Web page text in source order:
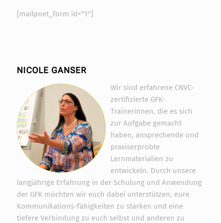
[mailpoet_form id="1"]
NICOLE GANSER
Wir sind erfahrene CNVC-
zertifizierte GFK-
Trainerinnen, die es sich
zur Aufgabe gemacht
haben, ansprechende und
praxiserprobte
Lernmaterialien zu
entwickeln. Durch unsere
langjährige Erfahrung in der Schulung und Anwendung
der GFK möchten wir euch dabei unterstützen, eure
Kommunikations-fähigkeiten zu stärken und eine
tiefere Verbindung zu euch selbst und anderen zu